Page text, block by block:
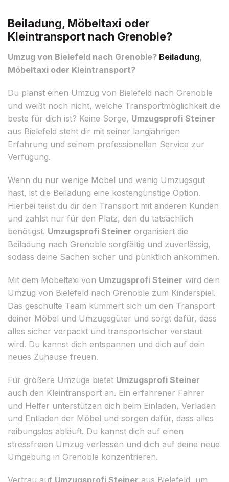
Beiladung, Möbeltaxi oder
Kleintransport nach Grenoble?
Umzug von Bielefeld nach Grenoble? Beiladung,
Möbeltaxi oder Kleintransport?
Du planst einen Umzug von Bielefeld nach Grenoble
und weißt noch nicht, welche Transportmöglichkeit die
beste für dich ist? Keine Sorge, Umzugsprofi Steiner
aus Bielefeld steht dir mit seiner langjährigen
Erfahrung und seinem professionellen Service zur
Verfügung.
Wenn du nur wenige Möbel und wenig Umzugsgut
hast, ist die Beiladung eine kostengünstige Option.
Hierbei teilst du dir den Transport mit anderen Kunden
und zahlst nur für den Platz, den du tatsächlich
benötigst. Umzugsprofi Steiner organisiert die
Beiladung nach Grenoble sorgfältig und zuverlässig,
sodass deine Sachen sicher und pünktlich ankommen.
Mit dem Möbeltaxi von Umzugsprofi Steiner wird dein
Umzug von Bielefeld nach Grenoble zum Kinderspiel.
Das geschulte Team kümmert sich um den Transport
deiner Möbel und Umzugsgüter und sorgt dafür, dass
alles sicher verpackt und transportsicher verstaut
wird. Du kannst dich entspannen und dich auf dein
neues Zuhause freuen.
Für größere Umzüge bietet Umzugsprofi Steiner
auch den Kleintransport an. Ein erfahrener Fahrer
und Helfer unterstützen dich beim Einladen, Verladen
und Entladen der Möbel und sorgen dafür, dass alles
reibungslos abläuft. Du kannst dich auf einen
stressfreien Umzug verlassen und dich auf deine neue
Umgebung in Grenoble konzentrieren.
Vertrau auf Umzugsprofi Steiner aus Bielefeld, um